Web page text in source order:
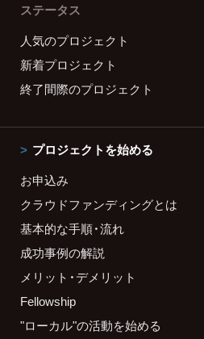
ステータス
人気のプロジェクト
新着プロジェクト
終了間際のプロジェクト
プロジェクトを始める
お申込み
クラウドファンディングとは
基本的な手順・流れ
成功事例の解説
メリット・デメリット
Fellowship
"ローカル"の活動を始める